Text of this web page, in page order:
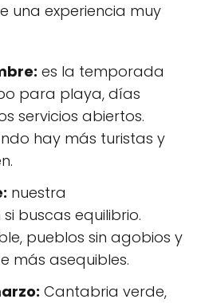
una experiencia muy
es la temporada
para playa, días
servicios abiertos.
hay más turistas y
nuestra
buscas equilibrio.
pueblos sin agobios y
más asequibles.
Cantabria verde,